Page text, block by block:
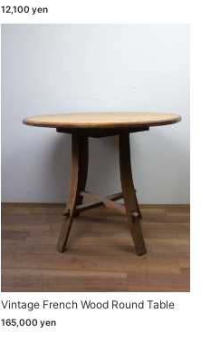
12,100 yen
Vintage French Wood Round Table
165,000 yen